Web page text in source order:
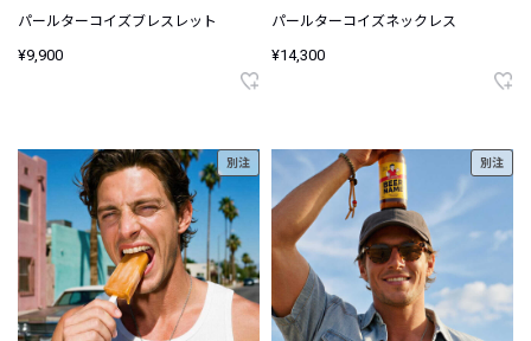
パールターコイズブレスレット
¥9,900
パールターコイズネックレス
¥14,300
別注 別注